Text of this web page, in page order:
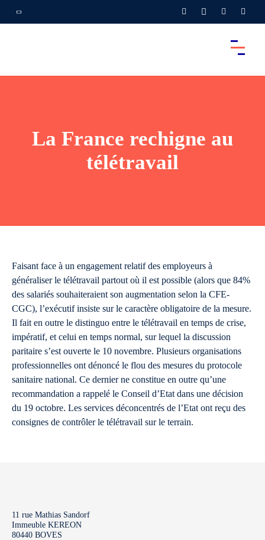
La France rechigne au
télétravail
Faisant face à un engagement relatif des employeurs à
généraliser le télétravail partout où il est possible (alors que 84%
des salariés souhaiteraient son augmentation selon la CFE-
CGC), l’exécutif insiste sur le caractère obligatoire de la mesure.
Il fait en outre le distinguo entre le télétravail en temps de crise,
impératif, et celui en temps normal, sur lequel la discussion
paritaire s’est ouverte le 10 novembre. Plusieurs organisations
professionnelles ont dénoncé le flou des mesures du protocole
sanitaire national. Ce dernier ne constitue en outre qu’une
recommandation a rappelé le Conseil d’Etat dans une décision
du 19 octobre. Les services déconcentrés de l’Etat ont reçu des
consignes de contrôler le télétravail sur le terrain.
11 rue Mathias Sandorf
Immeuble KEREON
80440 BOVES